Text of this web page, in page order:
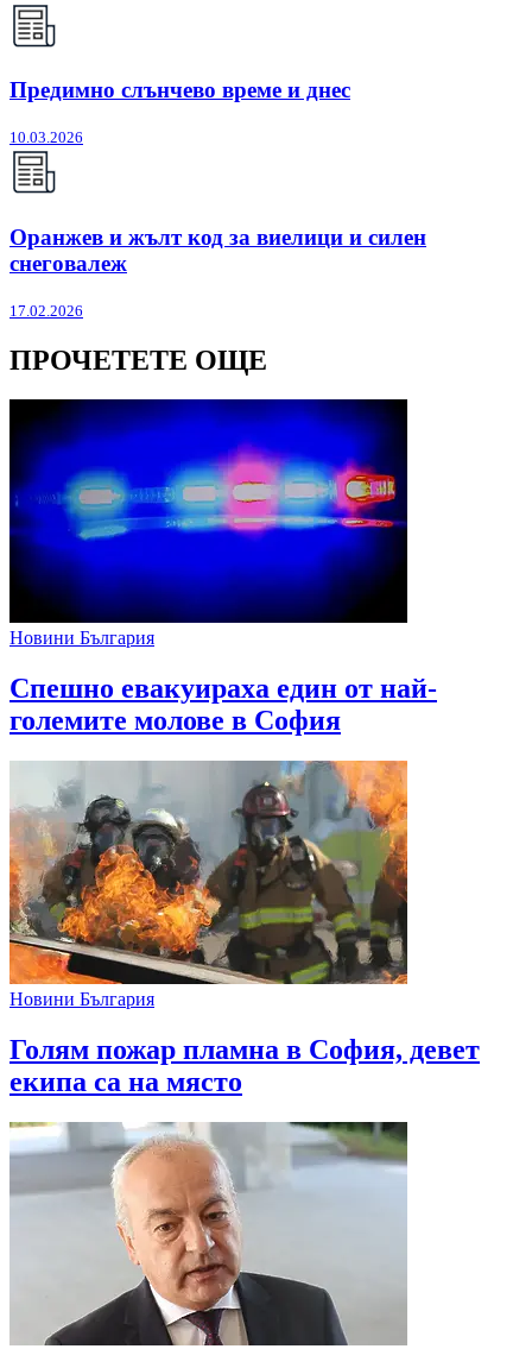
Предимно слънчево време и днес
10.03.2026
Оранжев и жълт код за виелици и силен
снеговалеж
17.02.2026
ПРОЧЕТЕТЕ ОЩЕ
Новини България
Спешно евакуираха един от най-
големите молове в София
Новини България
Голям пожар пламна в София, девет
екипа са на място